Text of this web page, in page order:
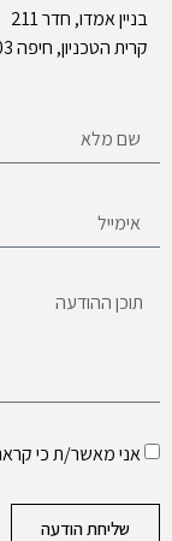
בניין אמדו, חדר 211
קרית הטכניון, חיפה 3200003
אני מאשר/ת כי
שליחת הודעה